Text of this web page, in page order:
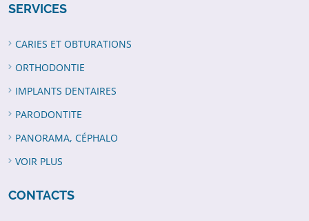
SERVICES
CARIES ET OBTURATIONS
ORTHODONTIE
IMPLANTS DENTAIRES
PARODONTITE
PANORAMA, CÉPHALO
VOIR PLUS
CONTACTS